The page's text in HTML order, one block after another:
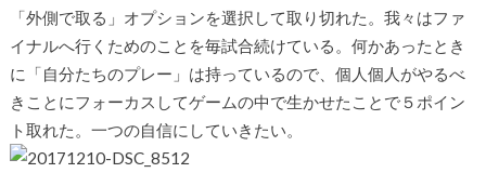
「外側で取る」オプションを選択して取り切れた。我々はファ
イナルへ行くためのことを毎試合続けている。何かあったとき
に「自分たちのプレー」は持っているので、個人個人がやるべ
きことにフォーカスしてゲームの中で生かせたことで５ポイン
ト取れた。一つの自信にしていきたい。